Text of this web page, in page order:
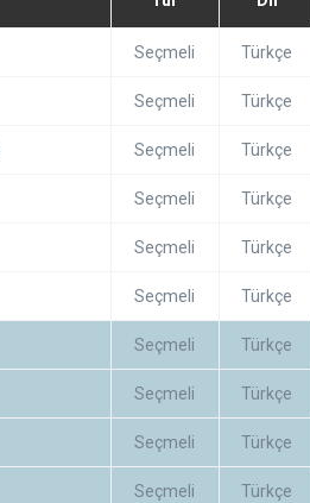
Seçmeli Türkçe
Seçmeli Türkçe
Seçmeli Türkçe
Seçmeli Türkçe
Seçmeli Türkçe
Seçmeli Türkçe
Seçmeli Türkçe
Seçmeli Türkçe
Seçmeli Türkçe
Seçmeli Türkçe